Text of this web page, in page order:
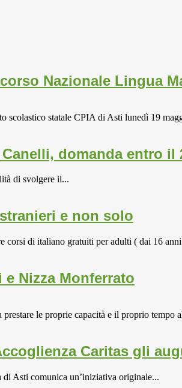
Nazionale Lingua
scolastico statale CPIA di Asti lunedì 19
domanda entro il
di svolgere il...
e non solo
corsi di italiano gratuiti per adulti ( dai 16
Nizza Monferrato
le proprie capacità e il proprio tempo
Caritas gli
di Asti comunica un’iniziativa originale...